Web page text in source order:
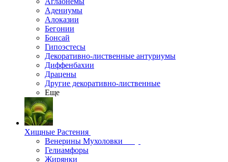
Адениумы
Алоказии
Бегонии
Бонсай
Гипоэстесы
Декоративно-лиственные антуриумы
Диффенбахии
Драцены
Другие декоративно-лиственные
Еще
Хищные Растения
Венерины Мухоловки
Гелиамфоры
Жирянки